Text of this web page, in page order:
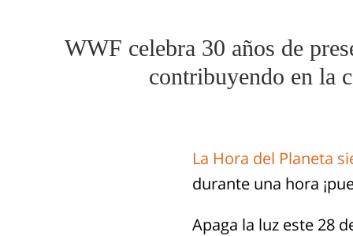
WWF celebra 30 años de
contribuyendo en la
La Hora del Planeta
durante una hora
Apaga la luz este 28